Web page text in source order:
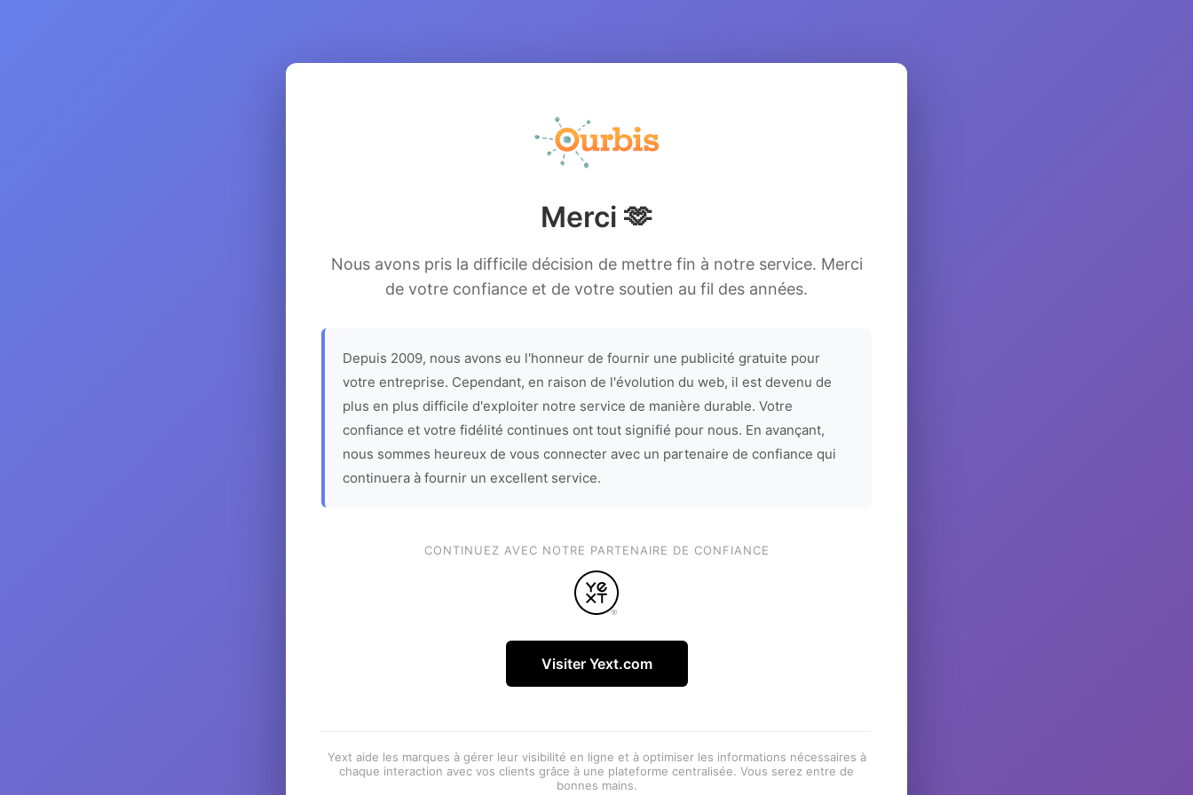
Merci 🫶
Nous avons pris la difficile décision de mettre fin à notre service. Merci
de votre confiance et de votre soutien au fil des années.
Depuis 2009, nous avons eu l'honneur de fournir une publicité gratuite pour
votre entreprise. Cependant, en raison de l'évolution du web, il est devenu de
plus en plus difficile d'exploiter notre service de manière durable. Votre
confiance et votre fidélité continues ont tout signifié pour nous. En avançant,
nous sommes heureux de vous connecter avec un partenaire de confiance qui
continuera à fournir un excellent service.
CONTINUEZ AVEC NOTRE PARTENAIRE DE CONFIANCE
Visiter Yext.com
Yext aide les marques à gérer leur visibilité en ligne et à optimiser les informations nécessaires à
chaque interaction avec vos clients grâce à une plateforme centralisée. Vous serez entre de
bonnes mains.